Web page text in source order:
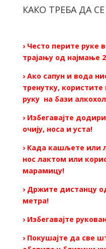
КАКО ТРЕБА ДА
› Често перите руке
трајању од најмање
› Ако сапун и вода
тренутку,
руку на бази
› Избегавајте
очију, носа и уста!
› Када кашљете или
нос лактом или
марамицу!
› Држите дистанцу
метра!
› Избегавајте
› Покушајте да све